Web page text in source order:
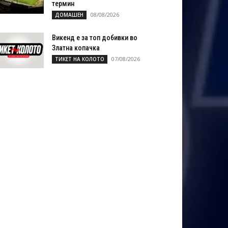
термин
ДОМАШЕН 08/08/2026
Викенд е за топ добивки во
Златна копачка
ТИКЕТ НА КОЛОТО 07/08/2026